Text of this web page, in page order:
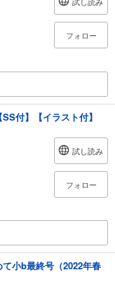
フォロー
付】【イラスト付】
試し読み
フォロー
小b最終号（2022年春